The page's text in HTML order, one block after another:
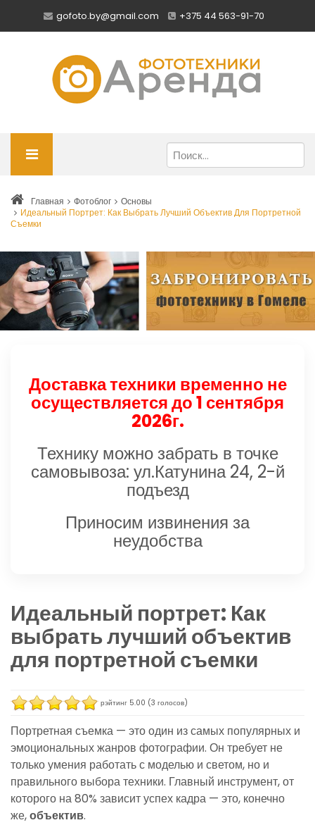
gofoto.by@gmail.com +375 44 563-91-70
Главная Фотоблог
Основы
Идеальный Портрет: Как Выбрать Лучший Объектив Для Портретной
Съемки
Доставка техники временно не
осуществляется до 1 сентября
2026г.
Технику можно забрать в точке
самовывоза: ул.Катунина 24, 2-й
подъезд
Приносим извинения за
неудобства
Идеальный портрет: Как
выбрать лучший объектив
для портретной съемки
рэйтинг 5.00 (3 голосов)
Портретная съемка — это один из самых популярных и
эмоциональных жанров фотографии. Он требует не
только умения работать с моделью и светом, но и
правильного выбора техники. Главный инструмент, от
которого на 80% зависит успех кадра — это, конечно
же,объектив.